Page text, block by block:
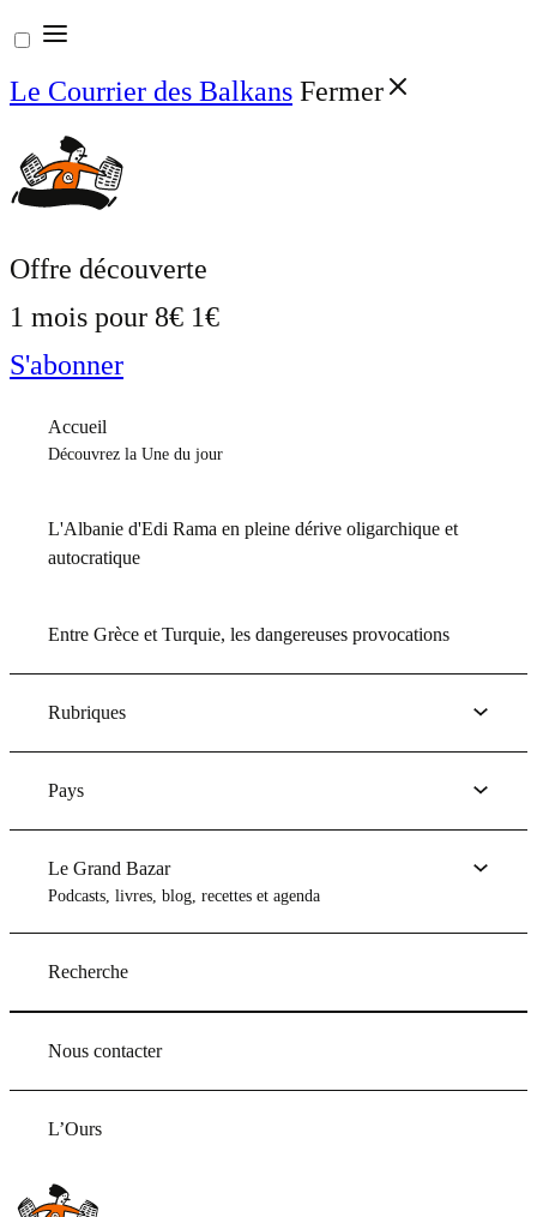
Aller
au
contenu
Le Courrier des Balkans Fermer
Offre découverte
1 mois pour 8€ 1€
S'abonner
Accueil
Découvrez la Une du jour
L'Albanie d'Edi Rama en pleine dérive oligarchique et
autocratique
Entre Grèce et Turquie, les dangereuses provocations
Rubriques
Pays
Le Grand Bazar
Podcasts, livres, blog, recettes et agenda
Recherche
Nous contacter
L’Ours